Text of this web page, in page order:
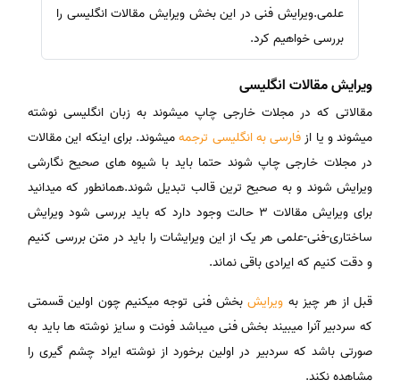
علمی.ویرایش فنی در این بخش ویرایش مقالات انگلیسی را
بررسی خواهیم کرد.
ویرایش مقالات انگلیسی
مقالاتی که در مجلات خارجی چاپ میشوند به زبان انگلیسی نوشته
میشوند و یا ازفارسی به انگلیسی ترجمهمیشوند. برای اینکه این مقالات
در مجلات خارجی چاپ شوند حتما باید با شیوه های صحیح نگارشی
ویرایش شوند و به صحیح ترین قالب تبدیل شوند.همانطور که میدانید
برای ویرایش مقالات 3 حالت وجود دارد که باید بررسی شود ویرایش
ساختاری-فنی-علمی هر یک از این ویرایشات را باید در متن بررسی کنیم
و دقت کنیم که ایرادی باقی نماند.
قبل از هر چیز به ویرایشبخش فنی توجه میکنیم چون اولین قسمتی
که سردبیر آنرا میبیند بخش فنی میباشد فونت و سایز نوشته ها باید به
صورتی باشد که سردبیر در اولین برخورد از نوشته ایراد چشم گیری را
مشاهده نکند.